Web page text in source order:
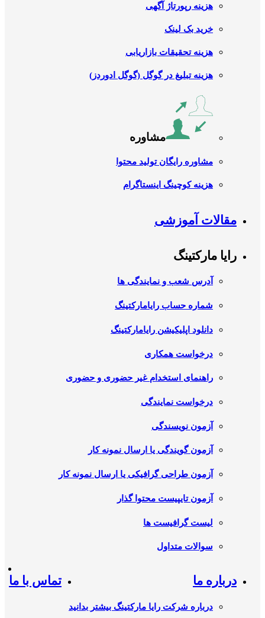
هزینه رپورتاژ آگهی
خرید بک لینک
هزینه تحقیقات بازاریابی
هزینه تبلیغ در گوگل (گوگل ادوردز)
مشاوره
مشاوره رایگان تولید محتوا
هزینه کوچینگ اینستاگرام
مقالات آموزشی
رایا مارکتینگ
آدرس شعب و نمایندگی ها
شماره حساب رایامارکتینگ
دانلود اپلیکیشن رایامارکتینگ
درخواست همکاری
راهنمای استخدام غیر حضوری و حضوری
درخواست نمایندگی
آزمون نویسندگی
آزمون گویندگی یا ارسال نمونه کار
آزمون طراحی گرافیکی یا ارسال نمونه کار
آزمون تایپیست محتوا گذار
لیست گرافیست ها
سوالات متداول
درباره ما
درباره شرکت رایا مارکتینگ بیشتر بدانید
تماس با ما